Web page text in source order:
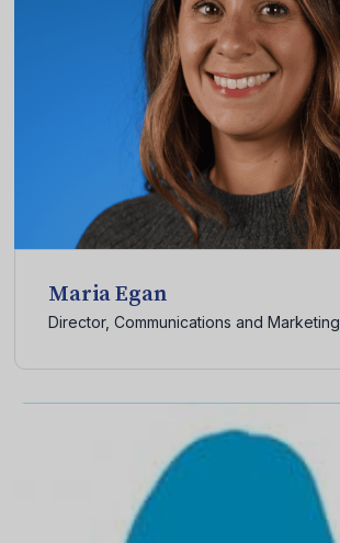
Maria Egan
Director, Communications and Marketing